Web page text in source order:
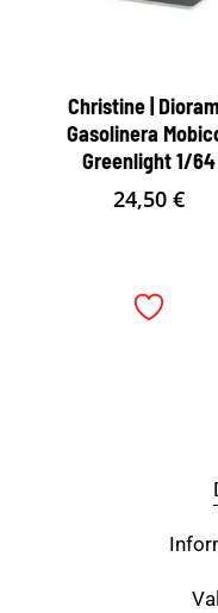
Christine |
Gasolinera
Greenlight 1/64
24,50€